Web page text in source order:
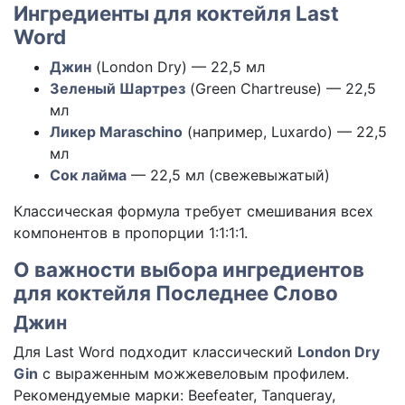
Ингредиенты для коктейля Last
Word
Джин (London Dry) — 22,5 мл
Зеленый Шартрез (Green Chartreuse) — 22,5
мл
Ликер Maraschino (например, Luxardo) — 22,5
мл
Сок лайма — 22,5 мл (свежевыжатый)
Классическая формула требует смешивания всех
компонентов в пропорции 1:1:1:1.
О важности выбора ингредиентов
для коктейля Последнее Слово
Джин
Для Last Word подходит классический London Dry
Gin с выраженным можжевеловым профилем.
Рекомендуемые марки: Beefeater, Tanqueray,